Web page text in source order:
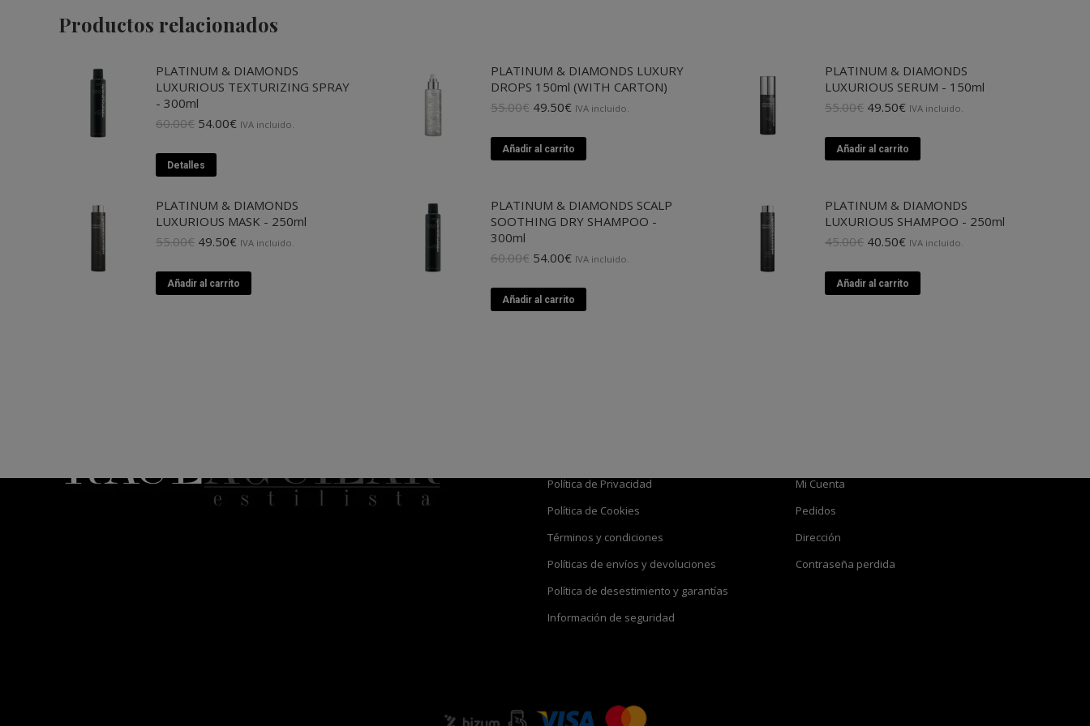
Productos relacionados
PLATINUM & DIAMONDS
LUXURIOUS TEXTURIZING SPRAY
- 300ml
60.00€ El
original
era:
54.00€ElIVA incluido.
Detalles
PLATINUM & DIAMONDS LUXURY
DROPS 150ml (WITH CARTON)
55.00€ El
original
era:
49.50€El
actual
es:
IVA incluido.
Añadir al carrito
PLATINUM & DIAMONDS
LUXURIOUS SERUM - 150ml
55.00€ El
original
era:
49.50€El
actual
es:
IVA incluido.
Añadir al carrito
PLATINUM & DIAMONDS
LUXURIOUS MASK - 250ml
55.00€ El
original
era:
49.50€El
actual
es:
IVA incluido.
Añadir al carrito
PLATINUM & DIAMONDS SCALP
SOOTHING DRY SHAMPOO -
300ml
60.00€ El
original
era:
54.00€El
actual
es:
IVA incluido.
Añadir al carrito
PLATINUM & DIAMONDS
LUXURIOUS SHAMPOO - 250ml
45.00€ El
original
era:
40.50€El
actual
es:
IVA incluido.
Añadir al carrito
Política de Privacidad
Política de Cookies
Términos y condiciones
Políticas de envíos y devoluciones
Política de desestimiento y garantías
Información de seguridad
Mi Cuenta
Pedidos
Dirección
Contraseña perdida